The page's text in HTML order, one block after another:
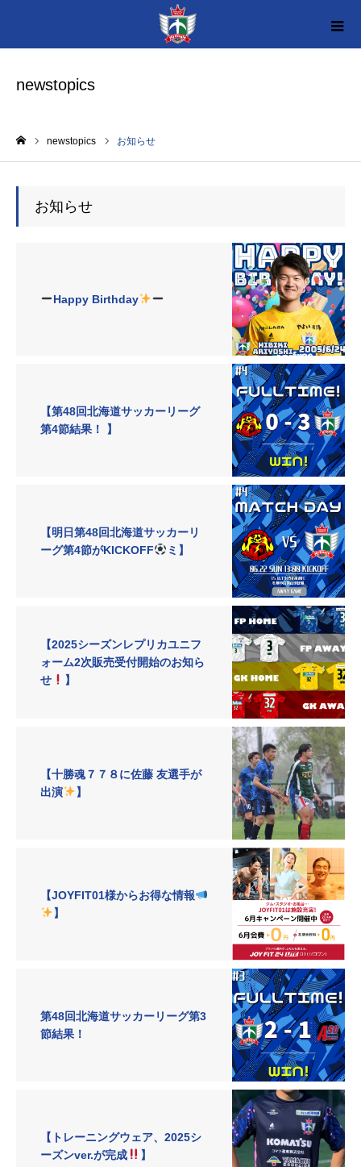
newstopics
newstopics お知らせ
お知らせ
Happy Birthday
【第48回北海道サッカーリーグ
第4節結果！ 】
【明日第48回北海道サッカーリ
ーグ第4節がKICKOFF
ミ】
【2025シーズンレプリカユニフ
ォーム2次販売受付開始のお知ら
せ
】
【十勝魂７７８に佐藤 友選手が
出演
】
【JOYFIT01様からお得な情報
】
第48回北海道サッカーリーグ第3
節結果！
【トレーニングウェア、2025シ
ーズンver.が完成
】